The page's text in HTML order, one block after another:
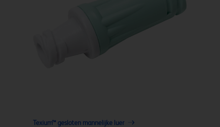
Texium™ gesloten mannelijke luer